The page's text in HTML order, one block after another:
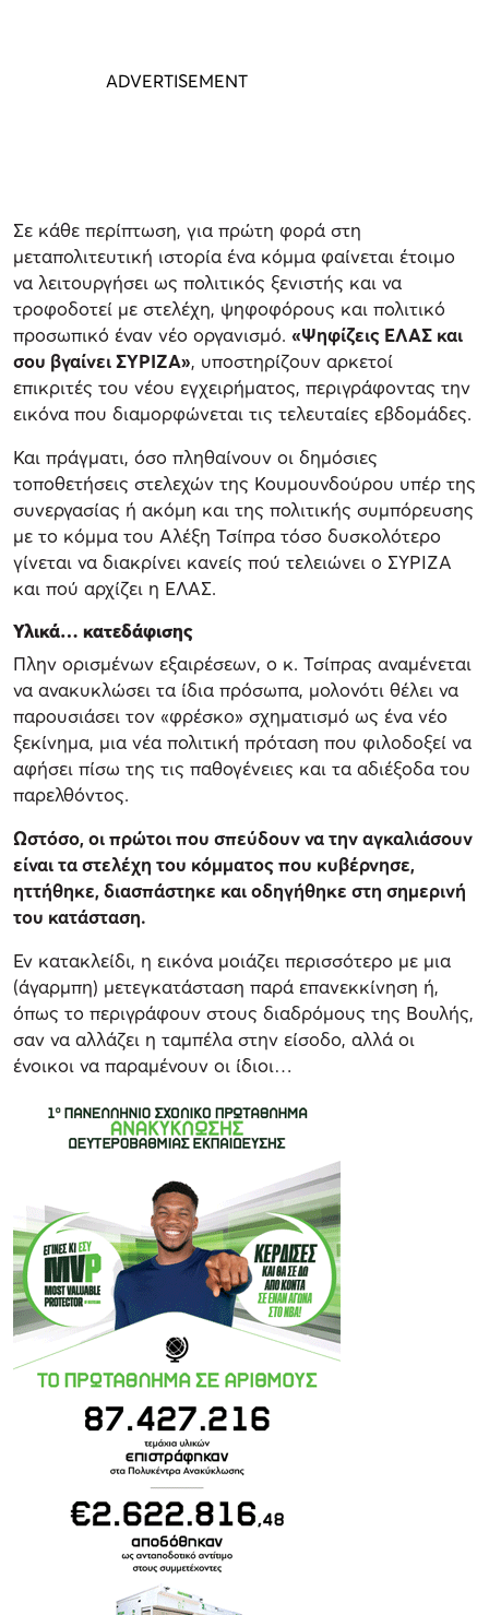
Σε κάθε περίπτωση, για πρώτη φορά στη
μεταπολιτευτική ιστορία ένα κόμμα φαίνεται έτοιμο
να λειτουργήσει ως πολιτικός ξενιστής και να
τροφοδοτεί με στελέχη, ψηφοφόρους και πολιτικό
προσωπικό έναν νέο οργανισμό. «Ψηφίζεις ΕΛΑΣ και
σου βγαίνει ΣΥΡΙΖΑ», υποστηρίζουν αρκετοί
επικριτές του νέου εγχειρήματος, περιγράφοντας την
εικόνα που διαμορφώνεται τις τελευταίες εβδομάδες.
Και πράγματι, όσο πληθαίνουν οι δημόσιες
τοποθετήσεις στελεχών της Κουμουνδούρου υπέρ της
συνεργασίας ή ακόμη και της πολιτικής συμπόρευσης
με το κόμμα του Αλέξη Τσίπρα τόσο δυσκολότερο
γίνεται να διακρίνει κανείς πού τελειώνει ο ΣΥΡΙΖΑ
και πού αρχίζει η ΕΛΑΣ.
Υλικά… κατεδάφισης
Πλην ορισμένων εξαιρέσεων, ο κ. Τσίπρας αναμένεται
να ανακυκλώσει τα ίδια πρόσωπα, μολονότι θέλει να
παρουσιάσει τον «φρέσκο» σχηματισμό ως ένα νέο
ξεκίνημα, μια νέα πολιτική πρόταση που φιλοδοξεί να
αφήσει πίσω της τις παθογένειες και τα αδιέξοδα του
παρελθόντος.
Ωστόσο, οι πρώτοι που σπεύδουν να την αγκαλιάσουν
είναι τα στελέχη του κόμματος που κυβέρνησε,
ηττήθηκε, διασπάστηκε και οδηγήθηκε στη σημερινή
του κατάσταση.
Εν κατακλείδι, η εικόνα μοιάζει περισσότερο με μια
(άγαρμπη) μετεγκατάσταση παρά επανεκκίνηση ή,
όπως το περιγράφουν στους διαδρόμους της Βουλής,
σαν να αλλάζει η ταμπέλα στην είσοδο, αλλά οι
ένοικοι να παραμένουν οι ίδιοι…